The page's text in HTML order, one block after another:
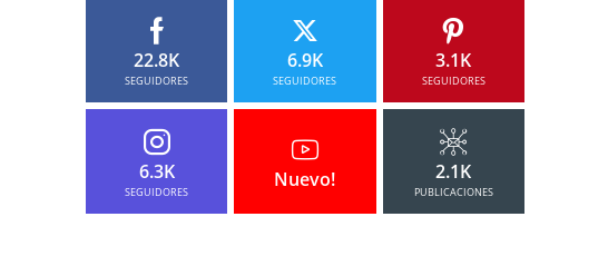
22.8K
SEGUIDORES
6.9K
SEGUIDORES
3.1K
SEGUIDORES
6.3K
SEGUIDORES
Nuevo! 2.1K
PUBLICACIONES